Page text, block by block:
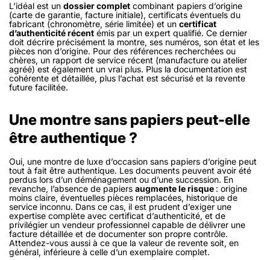
L’idéal est un dossier complet combinant papiers d’origine
(carte de garantie, facture initiale), certificats éventuels du
fabricant (chronomètre, série limitée) et un certificat
d’authenticité récent émis par un expert qualifié. Ce dernier
doit décrire précisément la montre, ses numéros, son état et les
pièces non d’origine. Pour des références recherchées ou
chères, un rapport de service récent (manufacture ou atelier
agréé) est également un vrai plus. Plus la documentation est
cohérente et détaillée, plus l’achat est sécurisé et la revente
future facilitée.
Une montre sans papiers peut-elle
être authentique ?
Oui, une montre de luxe d’occasion sans papiers d’origine peut
tout à fait être authentique. Les documents peuvent avoir été
perdus lors d’un déménagement ou d’une succession. En
revanche, l’absence de papiers augmente le risque : origine
moins claire, éventuelles pièces remplacées, historique de
service inconnu. Dans ce cas, il est prudent d’exiger une
expertise complète avec certificat d’authenticité, et de
privilégier un vendeur professionnel capable de délivrer une
facture détaillée et de documenter son propre contrôle.
Attendez-vous aussi à ce que la valeur de revente soit, en
général, inférieure à celle d’un exemplaire complet.